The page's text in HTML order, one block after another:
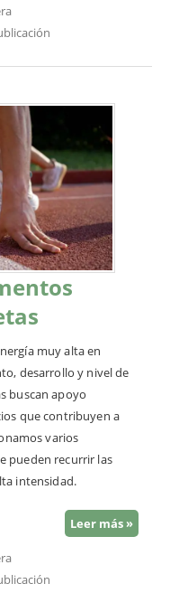
muy alta en
desarrollo y nivel de
buscan apoyo
que contribuyen a
varios
pueden recurrir las
intensidad.
Leer más »